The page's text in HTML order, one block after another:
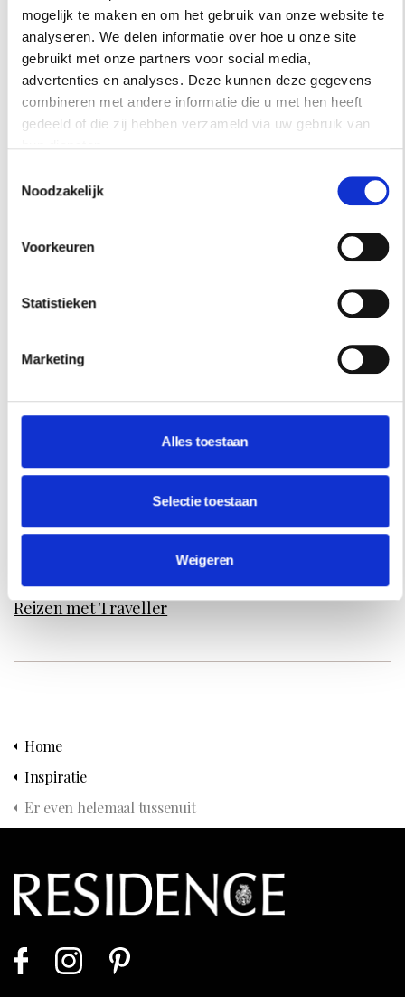
mogelijk te maken en om het gebruik van onze website te
analyseren. We delen informatie over hoe u onze site
gebruikt met onze partners voor social media,
advertenties en analyses. Deze kunnen deze gegevens
combineren met andere informatie die u met hen heeft
gedeeld of die zij hebben verzameld via uw gebruik van
Noodzakelijk
Voorkeuren
Statistieken
Marketing
Alles toestaan
Selectie toestaan
Weigeren
de sauna of het stoombad, bubbelen in de whirlpool en –
last but not least –
golfen op de eigen baan van het resort of bij een van de
dertien golfbanen in de buurt. Daarnaast zijn er nog tal
van sportieve activiteiten mogelijk, van beachvolleybal en
boogschieten tot zeilen en waterskiën. Wie echt gezond
Meer informatie over deze droombestemmingen:
13 mrt 2015
Reizen met Traveller
Home
Inspiratie
Er even helemaal tussenuit